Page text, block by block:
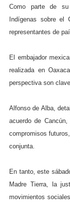
Como parte de su
Indígenas sobre el
representantes de
El embajador
realizada en
perspectiva son
Alfonso de Alba,
acuerdo de
compromisos
conjunta.
En tanto, este
Madre Tierra, la
movimientos